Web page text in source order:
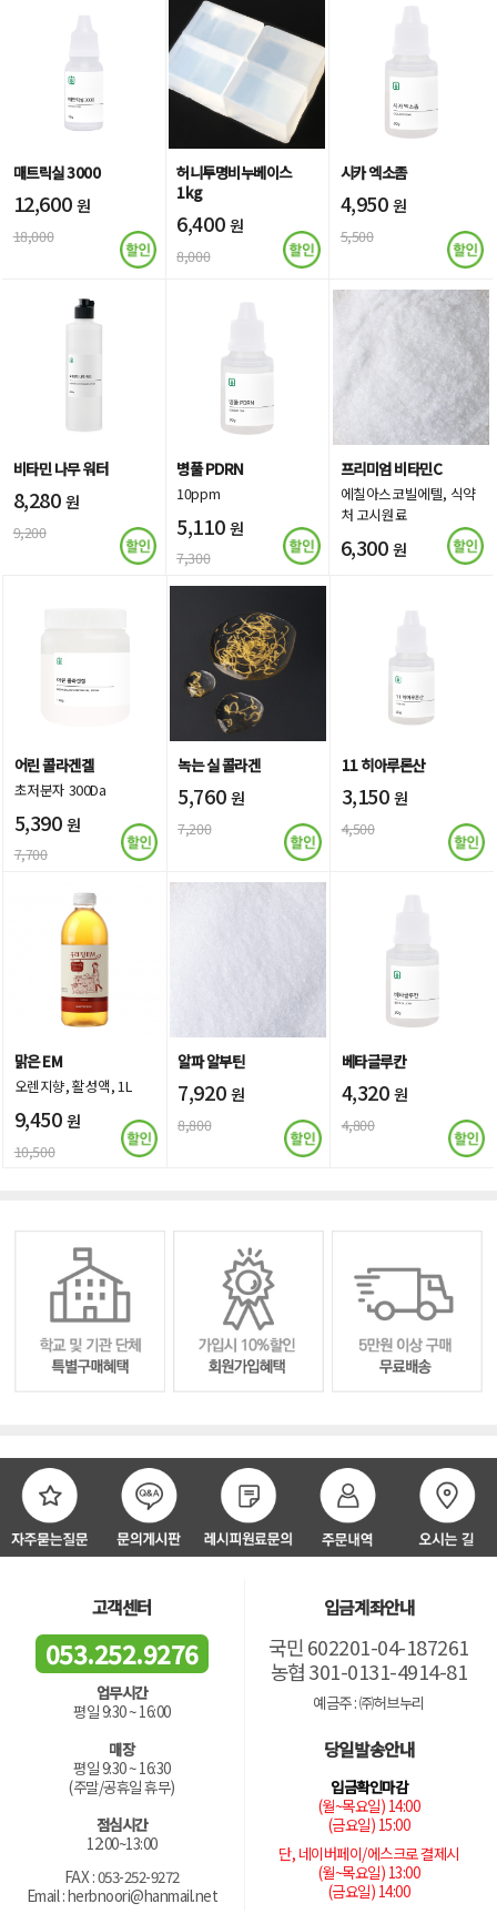
매트릭실 3000
12,600 원
18,000
허니투명비누베이스
1kg
6,400 원
8,000
시카 엑소좀
4,950 원
5,500
비타민 나무 워터
8,280 원
9,200
병풀 PDRN
10ppm
5,110 원
7,300
프리미엄 비타민C
에칠아스코빌에텔, 식약
처 고시원료
6,300 원
어린 콜라겐겔
초저분자 300Da
5,390 원
7,700
녹는 실 콜라겐
5,760 원
7,200
11 히아루론산
3,150 원
4,500
맑은 EM
오렌지향, 활성액, 1L
9,450 원
10,500
알파 알부틴
7,920 원
8,800
베타글루칸
4,320 원
4,800
고객센터
053.252.9276
업무시간
평일 9:30 ~ 16:00
매장
평일 9:30 ~ 16:30
(주말/공휴일 휴무)
점심시간
12:00~13:00
FAX : 053-252-9272
Email : herbnoori@hanmail.net
입금계좌안내
국민 602201-04-187261
농협 301-0131-4914-81
예금주 : ㈜허브누리
당일발송안내
입금확인마감
(월~목요일) 14:00
(금요일) 15:00
단, 네이버페이/에스크로 결제시
(월~목요일) 13:00
(금요일) 14:00